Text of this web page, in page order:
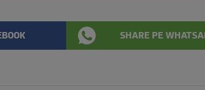
SHARE PE